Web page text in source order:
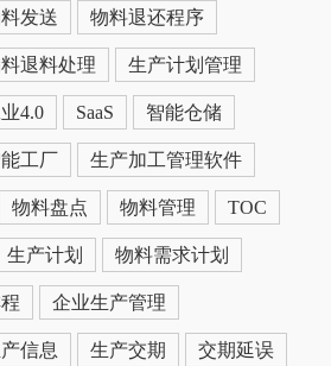
发送 物料退还程序
退料处理 生产计划管理
4.0 SaaS 智能仓储
工厂 生产加工管理软件
物料盘点 物料管理 TOC
生产计划 物料需求计划
企业生产管理
信息 生产交期 交期延误